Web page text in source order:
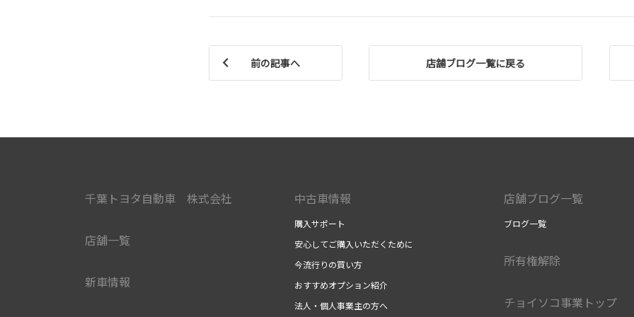
前の記事へ 店舗ブログ一覧に戻る
千葉トヨタ自動車 株式会社
店舗一覧
新車情報
中古車情報
購入サポート
安心してご購入いただくために
今流行りの買い方
おすすめオプション紹介
法人・個人事業主の方へ
店舗ブログ一覧
ブログ一覧
所有権解除
チョイソコ事業トップ